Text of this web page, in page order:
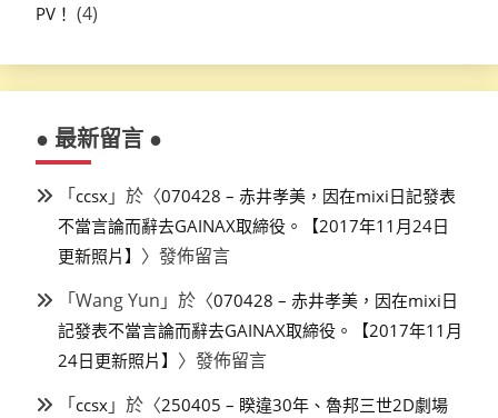
PV！ (4)
● 最新留言 ●
「ccsx 」於〈070428 – 赤井孝美，因在mixi日記發表
不當言論而辭去GAINAX取締役。【2017年11月24日
更新照片】 〉發佈留言
「Wang Yun 」於〈070428 – 赤井孝美，因在mixi日
記發表不當言論而辭去GAINAX取締役。【2017年11月
24日更新照片】 〉發佈留言
「ccsx 」於〈250405 – 睽違30年、魯邦三世2D劇場